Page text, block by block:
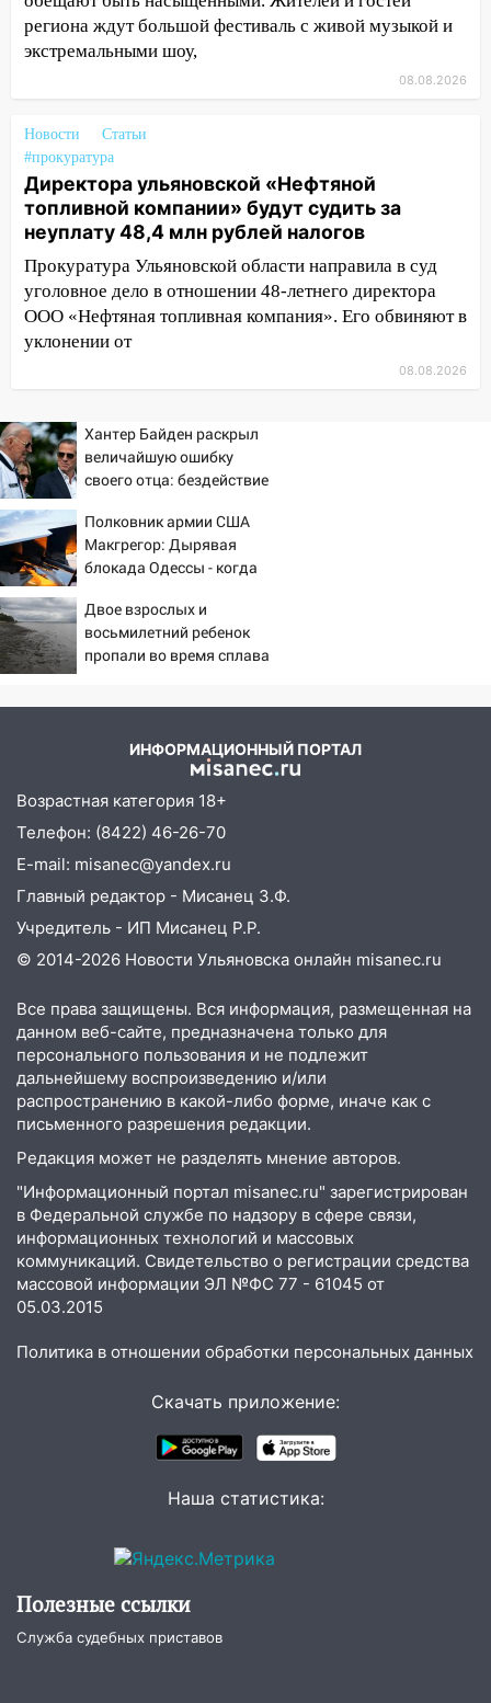
13:12 Дерево пробило крышу дома на
Новгородской в Ульяновске и рухнуло
упало во дворе
13:08 Ураган ударил по Ульяновску:
сорванные крыши, поваленные деревья,
затопленные улицы и остановившиеся
трамваи
12:17 Ульяновск накрыл крупный град:
после ливня город снова уходит под
воду
Прокуратура взяла на контроль
Федерации
12:01
Пьяная женщина сбила
шестилетнего ребёнка на улице
Федерации: возбуждено уголовное дело
11:16
В Ульяновске ищут 37-летнего
мужчину, пропавшего ещё 19 июля
10:30
От мотофристайла до прогулки с
хаски: куда сходить в Ульяновской
области 8–9 августа
10:11 Директора ульяновской
«Нефтяной топливной компании» будут
судить за неуплату 48,4 млн рублей
09:28
Дети на дорогах: пострадали
велосипедисты, мотоциклисты и
пешеходы. Обзор крупных аварий в
Ульяновской области
08:30 Поджог со свечой, 16 сгоревших
домов и выстрел за водку
07:50 Какая погоды будет днем 8
августа
06:45 Императорский мост в
Ульяновске останется закрытым до
утра 10 августа
05:18
Судьба готовит сюрприз: гороскоп
деньгами, а кого ждет неожиданная
встреча
04:47 В Ульяновской области объявили
ракетную опасность: звучат сирены
20:40
Ульяновские аграрии смогут
В следственном управлении
мероприятие, приуроченное к
следствия Российской Федерации
поддержать «Симбирскую чебурашку»
на фестивале «ФормАРТ»
региона ждут большой фестиваль с живой музыкой и
экстремальными шоу,
08.08.2026
Новости
Статьи
#прокуратура
Директора ульяновской «Нефтяной
топливной компании» будут судить за
неуплату 48,4 млн рублей налогов
Прокуратура Ульяновской области направила в суд
уголовное дело в отношении 48-летнего директора
ООО «Нефтяная топливная компания». Его обвиняют в
уклонении от
08.08.2026
Хантер Байден раскрыл
величайшую ошибку
своего отца: бездействие
Полковник армии США
Макгрегор: Дырявая
блокада Одессы - когда
России за это полетят
головы?
Двое взрослых и
восьмилетний ребенок
пропали во время сплава
ИНФОРМАЦИОННЫЙ ПОРТАЛ
Возрастная категория 18+
Телефон: (8422) 46-26-70
E-mail: misanec@yandex.ru
Главный редактор - Мисанец З.Ф.
Учредитель - ИП Мисанец Р.Р.
© 2014-2026 Новости Ульяновска онлайн misanec.ru
Все права защищены. Вся информация, размещенная на
данном веб-сайте, предназначена только для
персонального пользования и не подлежит
дальнейшему воспроизведению и/или
распространению в какой-либо форме, иначе как с
письменного разрешения редакции.
Редакция может не разделять мнение авторов.
"Информационный портал misanec.ru" зарегистрирован
в Федеральной службе по надзору в сфере связи,
информационных технологий и массовых
коммуникаций. Свидетельство о регистрации средства
массовой информации ЭЛ №ФС 77 - 61045 от
05.03.2015
Политика в отношении обработки персональных данных
Скачать приложение:
Наша статистика:
Полезные ссылки
Служба судебных приставов